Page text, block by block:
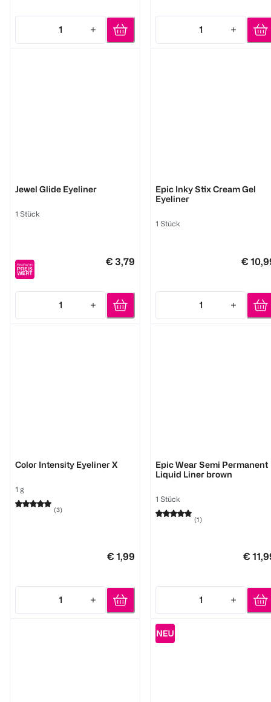
1
Quantity: 1
1
Quantity: 1
Jewel Glide Eyeliner
1 Stück
€ 3,79
1
Quantity: 1
Epic Inky Stix Cream Gel
Eyeliner
1 Stück
€
1
Quantity: 1
Color Intensity Eyeliner X
1 g
(3)
€ 1,99
1
Quantity: 1
Epic Wear Semi Permanent
Liquid Liner brown
1 Stück
(1)
€
1
Quantity: 1